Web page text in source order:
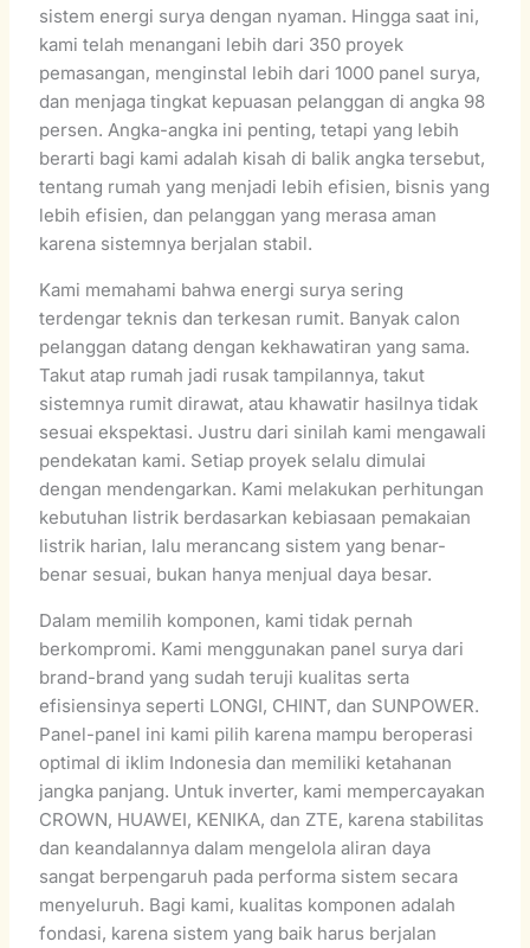
sistem energi surya dengan nyaman. Hingga saat ini,
kami telah menangani lebih dari 350 proyek
pemasangan, menginstal lebih dari 1000 panel surya,
dan menjaga tingkat kepuasan pelanggan di angka 98
persen. Angka-angka ini penting, tetapi yang lebih
berarti bagi kami adalah kisah di balik angka tersebut,
tentang rumah yang menjadi lebih efisien, bisnis yang
lebih efisien, dan pelanggan yang merasa aman
karena sistemnya berjalan stabil.
Kami memahami bahwa energi surya sering
terdengar teknis dan terkesan rumit. Banyak calon
pelanggan datang dengan kekhawatiran yang sama.
Takut atap rumah jadi rusak tampilannya, takut
sistemnya rumit dirawat, atau khawatir hasilnya tidak
sesuai ekspektasi. Justru dari sinilah kami mengawali
pendekatan kami. Setiap proyek selalu dimulai
dengan mendengarkan. Kami melakukan perhitungan
kebutuhan listrik berdasarkan kebiasaan pemakaian
listrik harian, lalu merancang sistem yang benar-
benar sesuai, bukan hanya menjual daya besar.
Dalam memilih komponen, kami tidak pernah
berkompromi. Kami menggunakan panel surya dari
brand-brand yang sudah teruji kualitas serta
efisiensinya seperti LONGI, CHINT, dan SUNPOWER.
Panel-panel ini kami pilih karena mampu beroperasi
optimal di iklim Indonesia dan memiliki ketahanan
jangka panjang. Untuk inverter, kami mempercayakan
CROWN, HUAWEI, KENIKA, dan ZTE, karena stabilitas
dan keandalannya dalam mengelola aliran daya
sangat berpengaruh pada performa sistem secara
menyeluruh. Bagi kami, kualitas komponen adalah
fondasi, karena sistem yang baik harus berjalan